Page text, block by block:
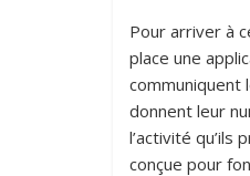
Pour arriver à
place une
communiquent
donnent leur
l’activité qu’ils
conçue pour